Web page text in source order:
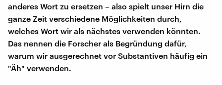
anderes Wort zu ersetzen – also spielt unser Hirn die
ganze Zeit verschiedene Möglichkeiten durch,
welches Wort wir als nächstes verwenden könnten.
Das nennen die Forscher als Begründung dafür,
warum wir ausgerechnet vor Substantiven häufig ein
"Äh" verwenden.